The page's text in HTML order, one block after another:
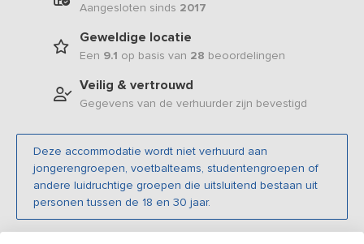
Aangesloten sinds 2017
Geweldige locatie
Een 9.1 op basis van 28 beoordelingen
Veilig & vertrouwd
Gegevens van de verhuurder zijn bevestigd
Deze accommodatie wordt niet verhuurd aan
jongerengroepen, voetbalteams, studentengroepen of
andere luidruchtige groepen die uitsluitend bestaan uit
personen tussen de 18 en 30 jaar.